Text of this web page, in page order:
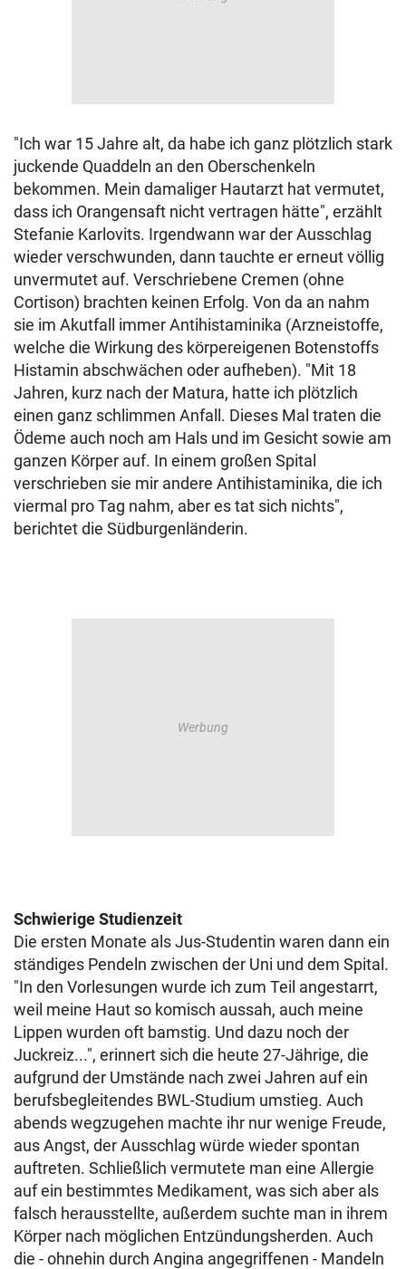
"Ich war 15 Jahre alt, da habe ich ganz plötzlich stark
juckende Quaddeln an den Oberschenkeln
bekommen. Mein damaliger Hautarzt hat vermutet,
dass ich Orangensaft nicht vertragen hätte", erzählt
Stefanie Karlovits. Irgendwann war der Ausschlag
wieder verschwunden, dann tauchte er erneut völlig
unvermutet auf. Verschriebene Cremen (ohne
Cortison) brachten keinen Erfolg. Von da an nahm
sie im Akutfall immer Antihistaminika (Arzneistoffe,
welche die Wirkung des körpereigenen Botenstoffs
Histamin abschwächen oder aufheben). "Mit 18
Jahren, kurz nach der Matura, hatte ich plötzlich
einen ganz schlimmen Anfall. Dieses Mal traten die
Ödeme auch noch am Hals und im Gesicht sowie am
ganzen Körper auf. In einem großen Spital
verschrieben sie mir andere Antihistaminika, die ich
viermal pro Tag nahm, aber es tat sich nichts",
berichtet die Südburgenländerin.
Schwierige Studienzeit
Die ersten Monate als Jus-Studentin waren dann ein
ständiges Pendeln zwischen der Uni und dem Spital.
"In den Vorlesungen wurde ich zum Teil angestarrt,
weil meine Haut so komisch aussah, auch meine
Lippen wurden oft bamstig. Und dazu noch der
Juckreiz...", erinnert sich die heute 27-Jährige, die
aufgrund der Umstände nach zwei Jahren auf ein
berufsbegleitendes BWL-Studium umstieg. Auch
abends wegzugehen machte ihr nur wenige Freude,
aus Angst, der Ausschlag würde wieder spontan
auftreten. Schließlich vermutete man eine Allergie
auf ein bestimmtes Medikament, was sich aber als
falsch herausstellte, außerdem suchte man in ihrem
Körper nach möglichen Entzündungsherden. Auch
die - ohnehin durch Angina angegriffenen - Mandeln